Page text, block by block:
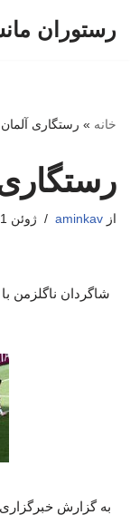
رستوران
خانه » رستگاری آلمان
رستگاری
از aminkav ژوئن 21, 2026
شاگردان ناگلزمن
به گزارش خبرگزاری